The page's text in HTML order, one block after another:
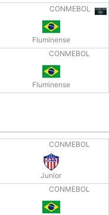
CONMEBOL
Fluminense
CONMEBOL
Fluminense
CONMEBOL
Junior
CONMEBOL